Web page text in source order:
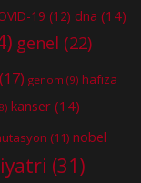
19 (12) dna (14)
genel (22)
(17) genom (9) hafıza
kanser (14)
(11) nobel
(31)